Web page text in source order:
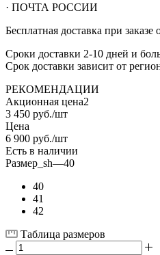
· ПОЧТА РОССИИ
Бесплатная доставка при заказе
Сроки доставки 2-10 дней и
Срок доставки зависит от
РЕКОМЕНДАЦИИ
Акционная цена2
3 450 руб./шт
Цена
6 900 руб./шт
Есть в наличии
Размер_sh—40
40
41
42
Таблица размеров